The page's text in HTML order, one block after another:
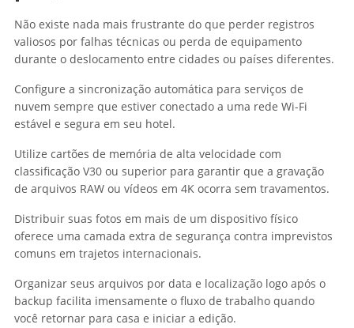
Não existe nada mais frustrante do que perder registros
valiosos por falhas técnicas ou perda de equipamento
durante o deslocamento entre cidades ou países diferentes.
Configure a sincronização automática para serviços de
nuvem sempre que estiver conectado a uma rede Wi-Fi
estável e segura em seu hotel.
Utilize cartões de memória de alta velocidade com
classificação V30 ou superior para garantir que a gravação
de arquivos RAW ou vídeos em 4K ocorra sem travamentos.
Distribuir suas fotos em mais de um dispositivo físico
oferece uma camada extra de segurança contra imprevistos
comuns em trajetos internacionais.
Organizar seus arquivos por data e localização logo após o
backup facilita imensamente o fluxo de trabalho quando
você retornar para casa e iniciar a edição.